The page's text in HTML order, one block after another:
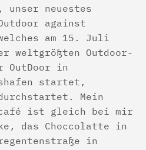
neuestes
against
am 15. Juli
weltgrößten Outdoor-
OutDoor in
startet,
Mein
ist gleich bei mir
das Choccolatte in
in